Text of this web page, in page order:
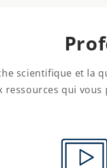
scientifique et la
ressources qui